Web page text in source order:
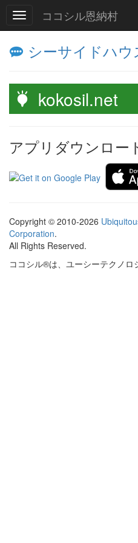
ココシル恩納村
シーサイドハウ
kokosil.net
アプリダウンロー
Copyright © 2010-2026
Corporation.
All Rights Reserved.
ココシル®は、ユーシーテクノロ